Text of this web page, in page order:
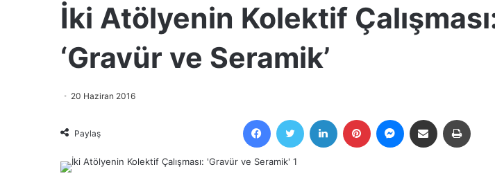
İki Atölyenin Kolektif
‘Gravür ve Seramik’
20 Haziran 2016
Paylaş
FacebookTwitter LinkedIn Pinterest MessengerE-Posta ile paylaş